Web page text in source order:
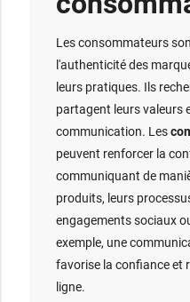
Les consommateurs
l'authenticité des
leurs pratiques. Ils
partagent leurs valeurs
communication. Les
peuvent renforcer la
communiquant de
produits, leurs
engagements sociaux
exemple, une
favorise la confiance et
ligne.